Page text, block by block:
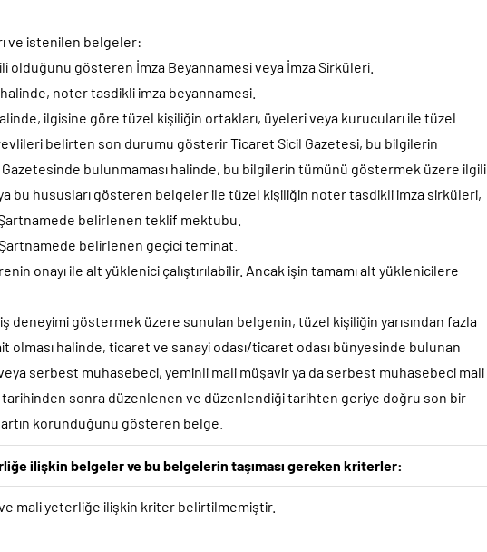
ve istenilen belgeler:
olduğunu gösteren İmza Beyannamesi veya İmza Sirküleri.
noter tasdikli imza beyannamesi.
ilgisine göre tüzel kişiliğin ortakları, üyeleri veya kurucuları ile tüzel
belirten son durumu gösterir Ticaret Sicil Gazetesi, bu bilgilerin
Gazetesinde bulunmaması halinde, bu bilgilerin tümünü göstermek üzere ilgili
bu hususları gösteren belgeler ile tüzel kişiliğin noter tasdikli imza sirküleri,
belirlenen teklif mektubu.
belirlenen geçici teminat.
onayı ile alt yüklenici çalıştırılabilir. Ancak işin tamamı alt yüklenicilere
deneyimi göstermek üzere sunulan belgenin, tüzel kişiliğin yarısından fazla
olması halinde, ticaret ve sanayi odası/ticaret odası bünyesinde bulunan
serbest muhasebeci, yeminli mali müşavir ya da serbest muhasebeci mali
tarihinden sonra düzenlenen ve düzenlendiği tarihten geriye doğru son bir
korunduğunu gösteren belge.
ilişkin belgeler ve bu belgelerin taşıması gereken kriterler:
mali yeterliğe ilişkin kriter belirtilmemiştir.